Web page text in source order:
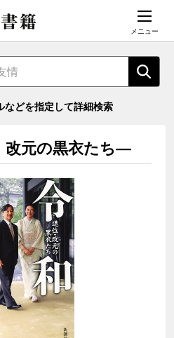
メニュー
などを指定して詳細検索
元の黒衣たち―